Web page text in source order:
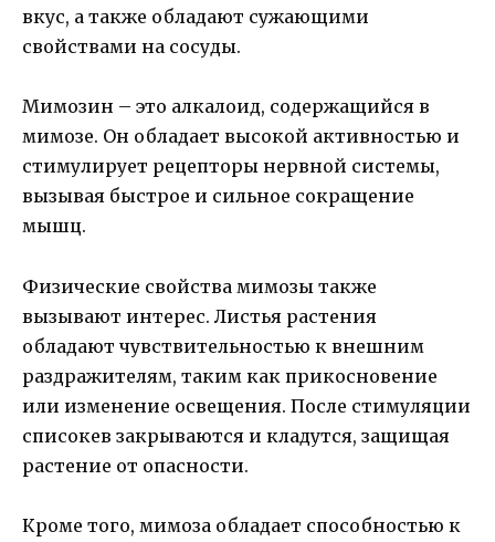
вкус, а также обладают сужающими
свойствами на сосуды.
Мимозин – это алкалоид, содержащийся в
мимозе. Он обладает высокой активностью и
стимулирует рецепторы нервной системы,
вызывая быстрое и сильное сокращение
мышц.
Физические свойства мимозы также
вызывают интерес. Листья растения
обладают чувствительностью к внешним
раздражителям, таким как прикосновение
или изменение освещения. После стимуляции
списокев закрываются и кладутся, защищая
растение от опасности.
Кроме того, мимоза обладает способностью к